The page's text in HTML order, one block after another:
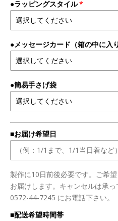
●ラッピングスタイル
●メッセージカード（箱の中に入
●簡易手さげ袋
■お届け希望日
製作に10日前後必要です。ご希
お届けします。キャンセルは承
0572-44-7245 にお電話下さい。
■配送希望時間帯